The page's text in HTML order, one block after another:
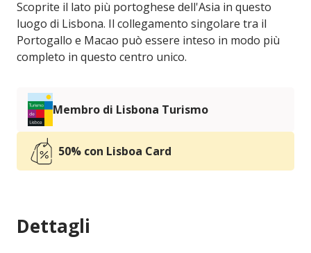
Scoprite il lato più portoghese dell'Asia in questo
luogo di Lisbona. Il collegamento singolare tra il
Portogallo e Macao può essere inteso in modo più
completo in questo centro unico.
Membro di Lisbona Turismo
50% con Lisboa Card
Dettagli